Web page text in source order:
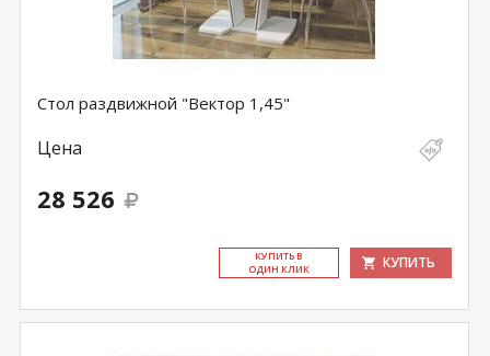
Стол раздвижной "Вектор 1,45"
Цена
28 526
КУ­ПИТЬ В
ОДИН КЛИК
КУПИТЬ